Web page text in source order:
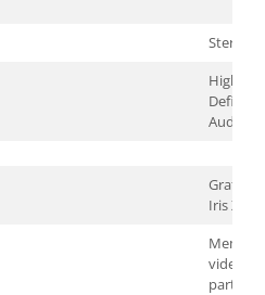
Stereo
High
Audio
Grafică
Iris Xe
video